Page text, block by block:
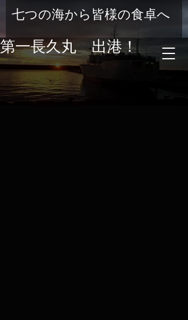
七つの海から皆様の食卓へ
第一長久丸 出港！